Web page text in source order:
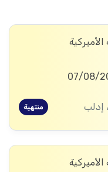
إدلب منتهية